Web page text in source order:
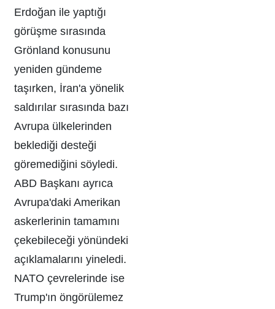
Erdoğan ile yaptığı
görüşme sırasında
Grönland konusunu
yeniden gündeme
taşırken, İran'a yönelik
saldırılar sırasında bazı
Avrupa ülkelerinden
beklediği desteği
göremediğini söyledi.
ABD Başkanı ayrıca
Avrupa'daki Amerikan
askerlerinin tamamını
çekebileceği yönündeki
açıklamalarını yineledi.
NATO çevrelerinde ise
Trump'ın öngörülemez